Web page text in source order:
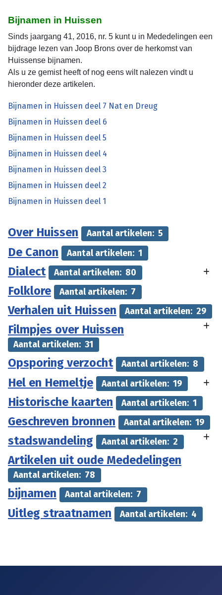
Bijnamen in Huissen
Sinds jaargang 41, 2016, nr. 5 kunt u in Mededelingen een
bijdrage lezen van Joop Brons over de herkomst van
Huissense bijnamen.
Als u ze gemist heeft of nog eens wilt nalezen vindt u
hieronder deze artikelen.
Bijnamen in Huissen deel 7 Nat en Dreug
Bijnamen in Huissen deel 6
Bijnamen in Huissen deel 5
Bijnamen in Huissen deel 4
Bijnamen in Huissen deel 3
Bijnamen in Huissen deel 2
Bijnamen in Huissen deel 1
Over Huissen Aantal artikelen: 5
De Canon Aantal artikelen: 1
Dialect Aantal artikelen: 80
Folklore Aantal artikelen: 7
Verhalen uit Huissen Aantal artikelen: 29
Filmpjes over Huissen
Aantal artikelen: 31
Opsporing verzocht Aantal artikelen: 8
Hel en Hemeltje Aantal artikelen: 19
Historische kaarten Aantal artikelen: 1
Geschreven bronnen Aantal artikelen: 19
stadswandeling Aantal artikelen: 2
Artikelen uit oude Mededelingen
Aantal artikelen: 78
bijnamen Aantal artikelen: 7
Uitleg straatnamen Aantal artikelen: 4